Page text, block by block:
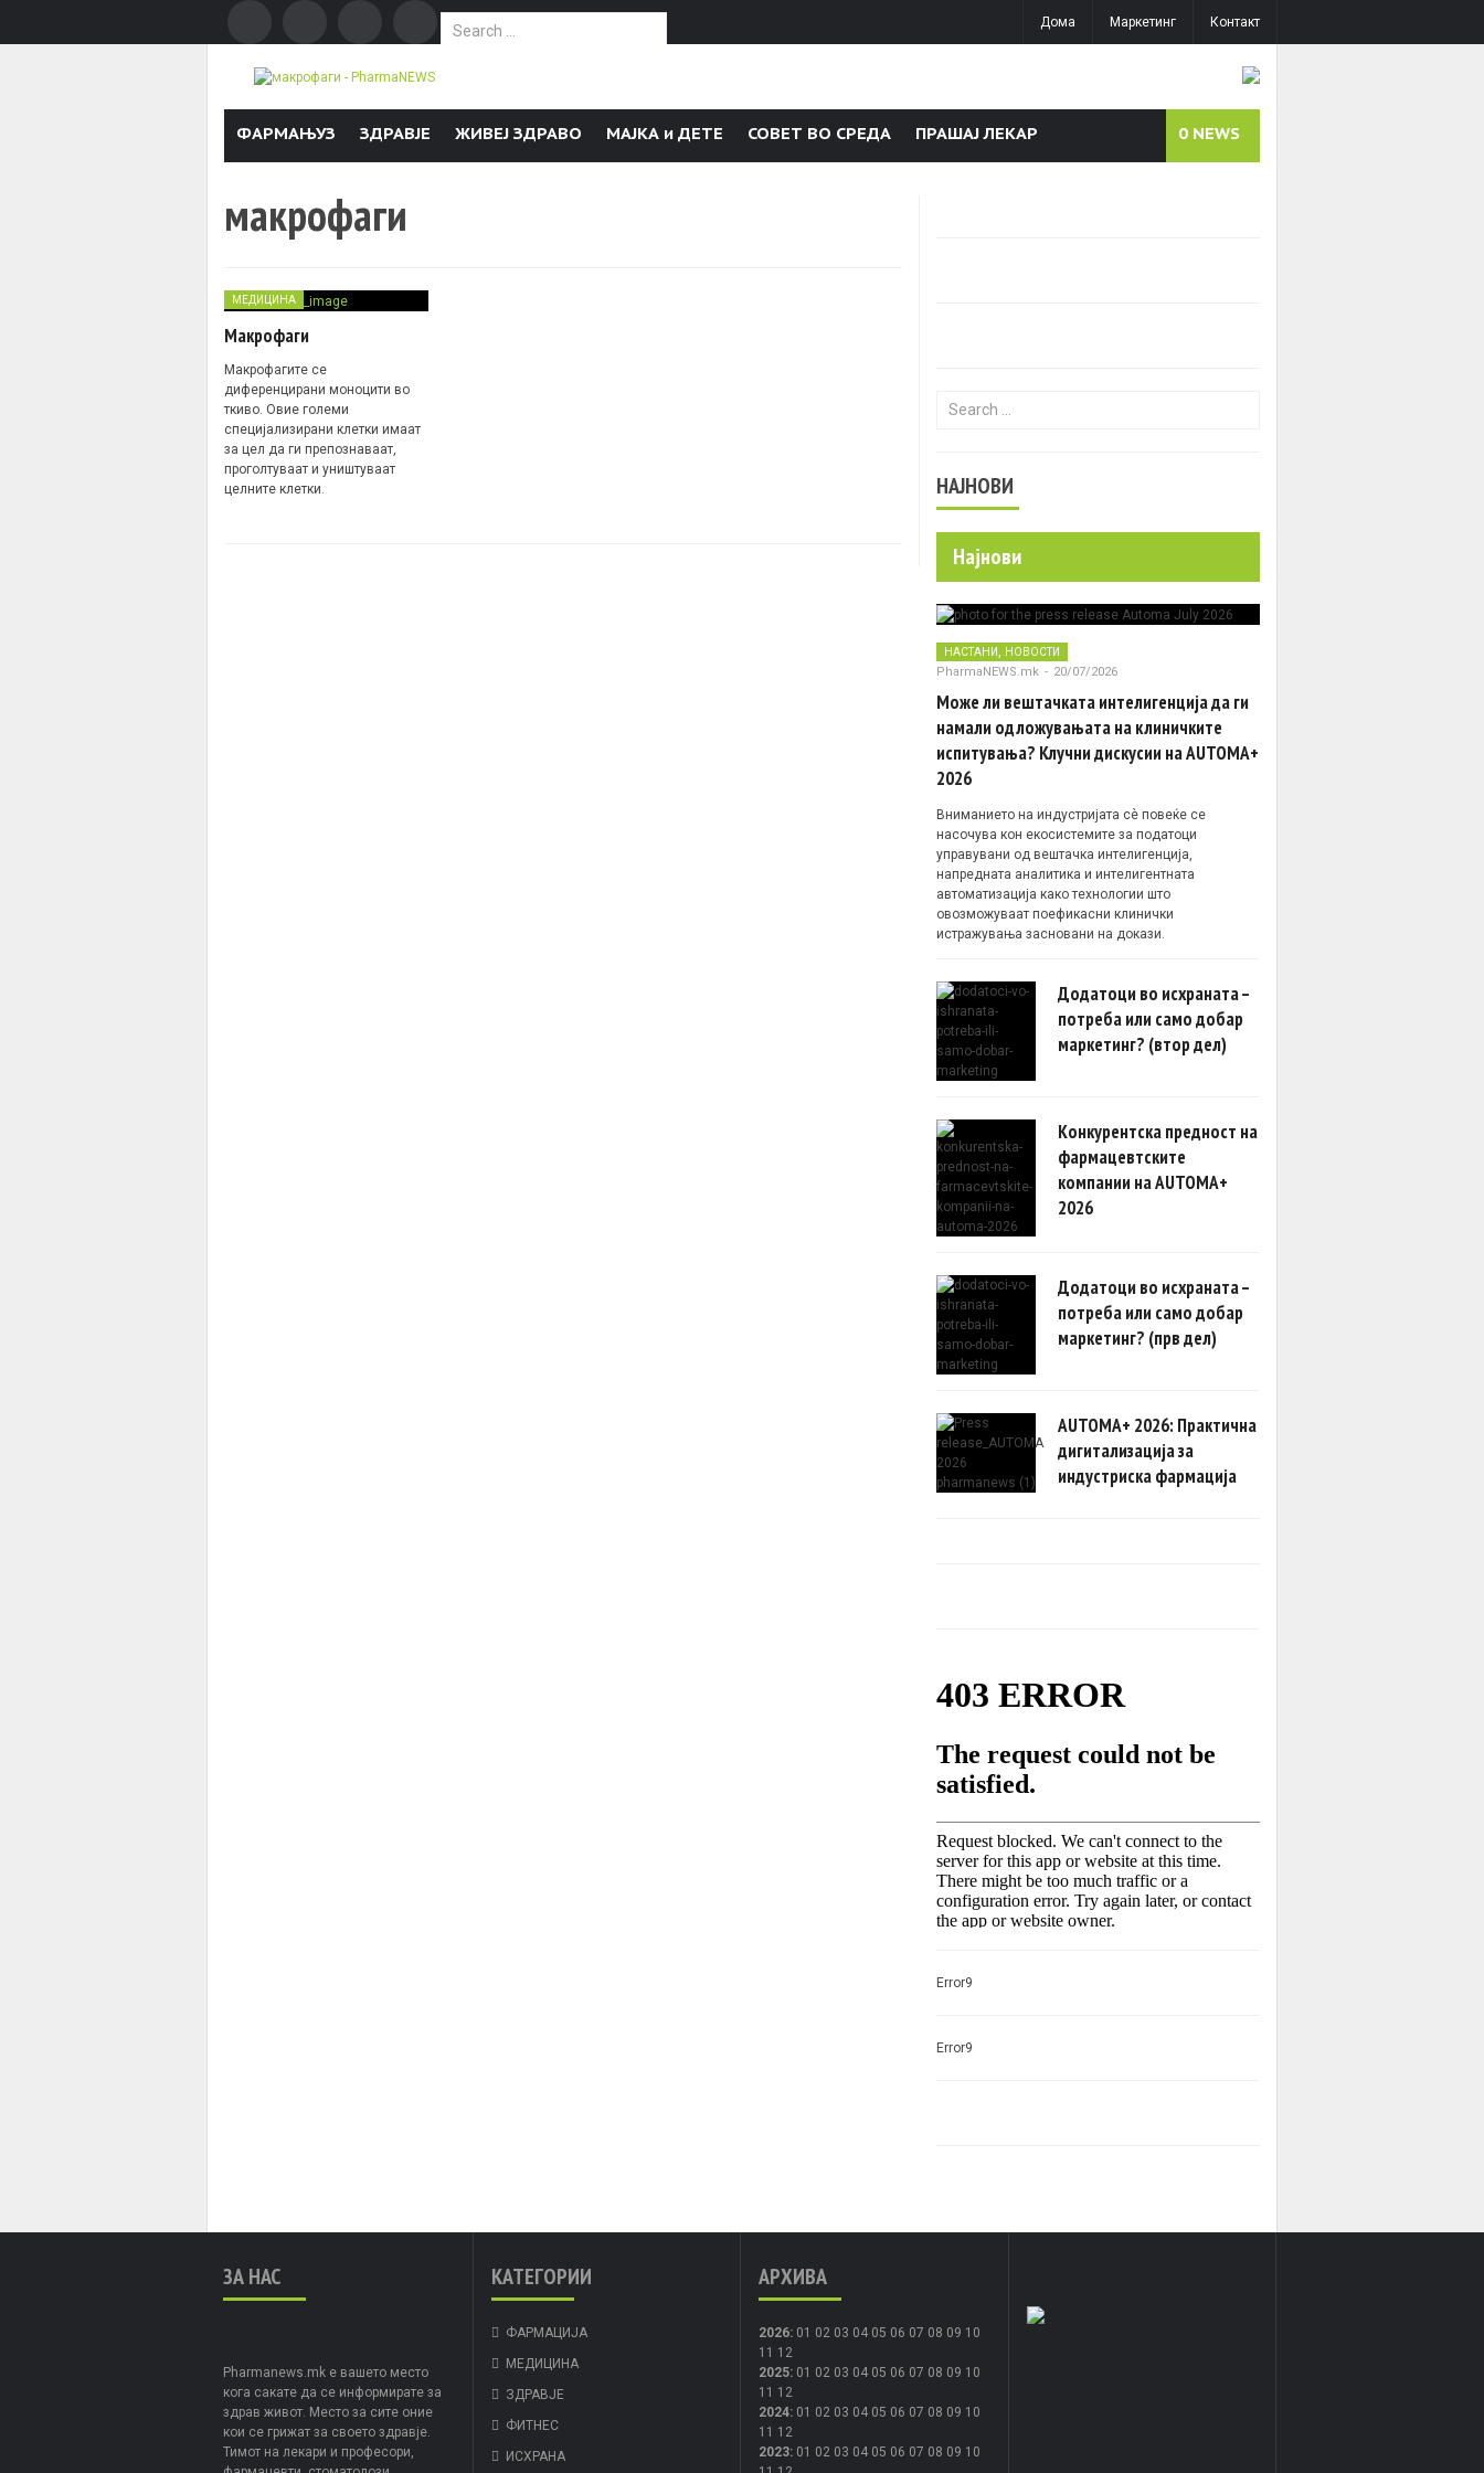
Search for:
Дома Маркетинг Контакт
ФАРМАЊУЗ ЗДРАВЈЕ ЖИВЕЈ ЗДРАВО МАЈКА и ДЕТЕ СОВЕТ ВО СРЕДА ПРАШАЈ ЛЕКАР 0 NEWS
макрофаги
МЕДИЦИНА
Макрофаги
Макрофагите се
диференцирани моноцити во
ткиво. Овие големи
специјализирани клетки имаат
за цел да ги препознаваат,
проголтуваат и уништуваат
целните клетки.
Search for:
НАЈНОВИ
Најнови
НАСТАНИ НОВОСТИ
PharmaNEWS.mk - 20/07/2026
Може ли вештачката интелигенција да ги
намали одложувањата на клиничките
испитувања? Клучни дискусии на AUTOMA+
2026
Вниманието на индустријата сè повеќе се
насочува кон екосистемите за податоци
управувани од вештачка интелигенција,
напредната аналитика и интелигентната
автоматизација како технологии што
овозможуваат поефикасни клинички
истражувања засновани на докази.
Додатоци во исхраната –
потреба или само добар
маркетинг? (втор дел)
Конкурентска предност на
фармацевтските
компании на AUTOMA+
2026
Додатоци во исхраната –
потреба или само добар
маркетинг? (прв дел)
AUTOMA+ 2026: Практична
дигитализација за
индустриска фармација
Error9
Error9
ЗА НАС
Pharmanews.mk е вашето место
кога сакате да се информирате за
здрав живот. Место за сите оние
кои се грижат за своето здравје.
Тимот на лекари и професори,
КАТЕГОРИИ
ФАРМАЦИЈА
МЕДИЦИНА
ЗДРАВЈЕ
ФИТНЕС
ИСХРАНА
АРХИВА
2026: 01 02 03 04 05 06 07 08 09 10
11 12
2025: 01 02 03 04 05 06 07 08 09 10
11 12
2024: 01 02 03 04 05 06 07 08 09 10
11 12
2023: 01 02 03 04 05 06 07 08 09 10